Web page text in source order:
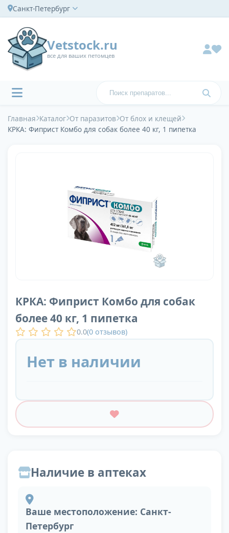
Санкт-Петербург
Vetstock.ru
все для ваших петомцев
Главная Каталог От паразитов От блох и клещей
КРКА: Фиприст Комбо для собак более 40 кг, 1 пипетка
КРКА: Фиприст Комбо для собак
более 40 кг, 1 пипетка
0.0(0 отзывов)
Нет в наличии
Наличие в аптеках
Ваше местоположение: Санкт-
Петербург